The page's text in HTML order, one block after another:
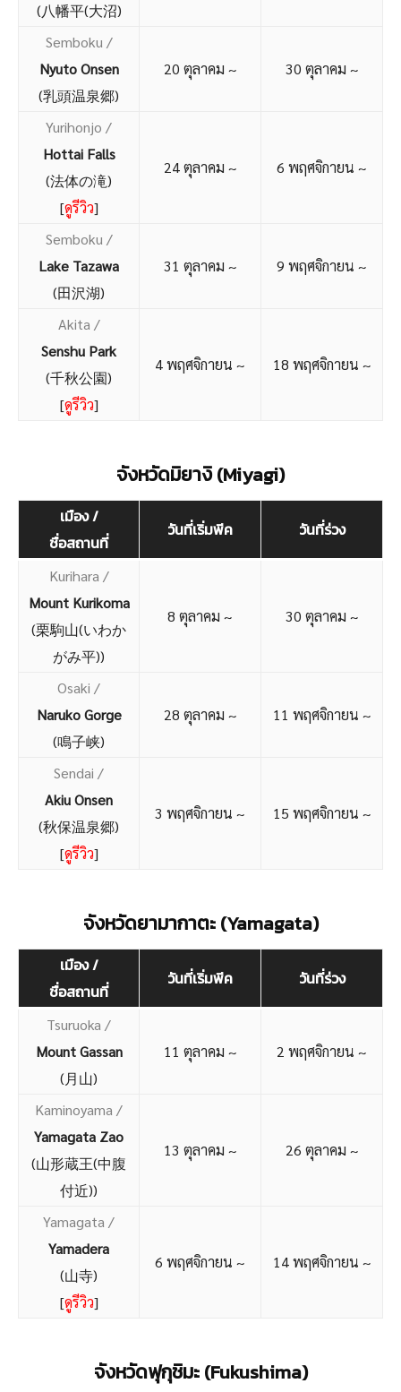
(八幡平(大沼)
Semboku /
Nyuto Onsen
(乳頭温泉郷)
20 ตุลาคม ~ 30 ตุลาคม ~
Yurihonjo /
Hottai Falls
(法体の滝)
[ดูรีวิว]
24 ตุลาคม ~ 6 พฤศจิกายน ~
Semboku /
Lake Tazawa
(田沢湖)
31 ตุลาคม ~ 9 พฤศจิกายน ~
Akita /
Senshu Park
(千秋公園)
[ดูรีวิว]
4 พฤศจิกายน ~ 18 พฤศจิกายน ~
จังหวัดมิยางิ (Miyagi)
เมือง /
ชื่อสถานที่
วันที่เริ่มพีค วันที่ร่วง
Kurihara /
Mount Kurikoma
(栗駒山(いわか
がみ平))
8 ตุลาคม ~ 30 ตุลาคม ~
Osaki /
Naruko Gorge
(鳴子峡)
28 ตุลาคม ~ 11 พฤศจิกายน ~
Sendai /
Akiu Onsen
(秋保温泉郷)
[ดูรีวิว]
3 พฤศจิกายน ~ 15 พฤศจิกายน ~
จังหวัดยามากาตะ (Yamagata)
เมือง /
ชื่อสถานที่
วันที่เริ่มพีค วันที่ร่วง
Tsuruoka /
Mount Gassan
(月山)
11 ตุลาคม ~ 2 พฤศจิกายน ~
Kaminoyama /
Yamagata Zao
(山形蔵王(中腹
付近))
13 ตุลาคม ~ 26 ตุลาคม ~
Yamagata /
Yamadera
(山寺)
[ดูรีวิว]
6 พฤศจิกายน ~ 14 พฤศจิกายน ~
จังหวัดฟุกุชิมะ (Fukushima)